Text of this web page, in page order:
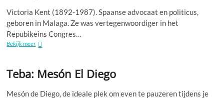
Victoria Kent (1892-1987). Spaanse advocaat en politicus,
geboren in Malaga. Ze was vertegenwoordiger in het
Repubikeins Congres…
Bekijk meerMálaga:
Teba: Mesón El Diego
Mesón de Diego, de ideale plek om even te pauzeren tijdens je